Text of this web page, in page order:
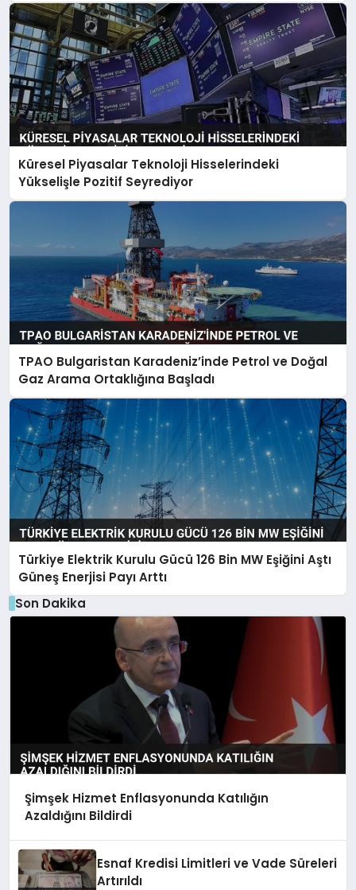
Küresel Piyasalar Teknoloji Hisselerindeki
Yükselişle Pozitif Seyrediyor
TPAO Bulgaristan Karadeniz’inde Petrol ve Doğal
Gaz Arama Ortaklığına Başladı
Türkiye Elektrik Kurulu Gücü 126 Bin MW Eşiğini Aştı
Güneş Enerjisi Payı Arttı
Son Dakika
Şimşek Hizmet Enflasyonunda Katılığın
Azaldığını Bildirdi
Esnaf Kredisi Limitleri ve Vade Süreleri
Artırıldı